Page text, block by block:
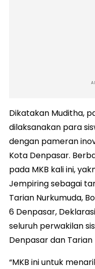
Dikatakan Muditha,
dilaksanakan para
dengan pameran
Kota Denpasar.
pada MKB kali ini,
Jempiring sebagai
Tarian Nurkumuda,
6 Denpasar,
seluruh perwakilan
Denpasar dan Tarian
“MKB ini untuk